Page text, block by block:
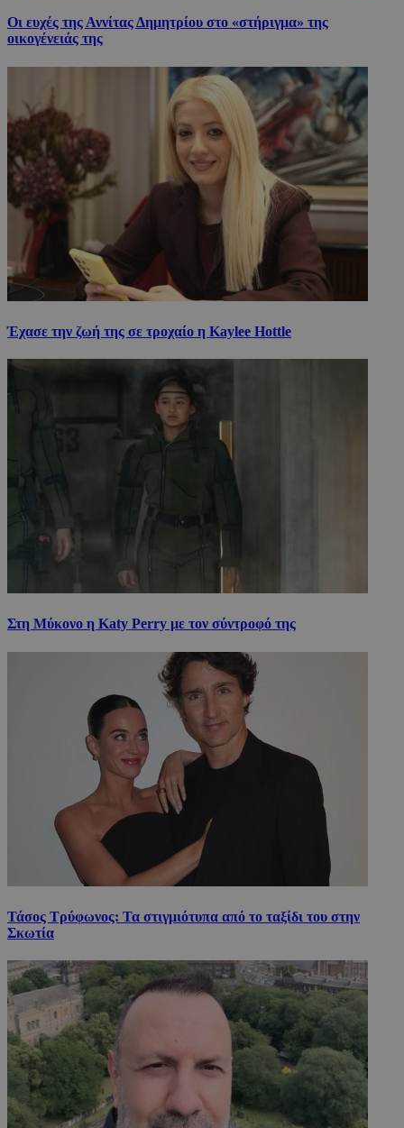
Οι ευχές της Αννίτας Δημητρίου στο «στήριγμα» της
οικογένειάς της
Έχασε την ζωή της σε τροχαίο η Kaylee Hottle
Στη Μύκονο η Katy Perry με τον σύντροφό της
Τάσος Τρύφωνος: Τα στιγμιότυπα από το ταξίδι του στην
Σκωτία